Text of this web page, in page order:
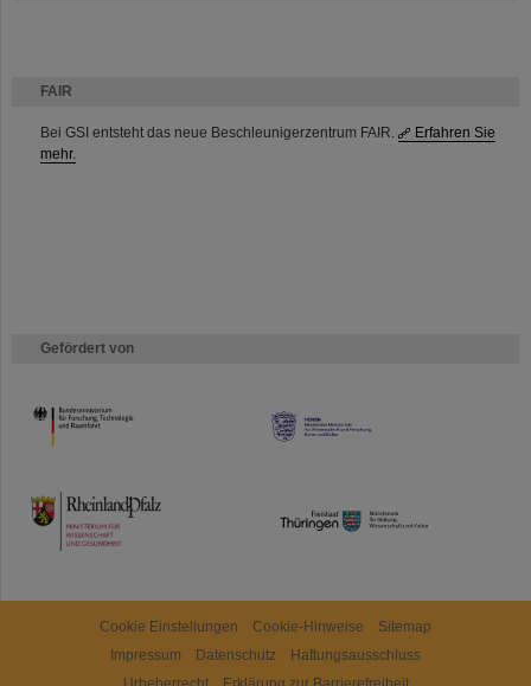
FAIR
Bei GSI entsteht das neue Beschleunigerzentrum FAIR.
Erfahren Sie
mehr.
Gefördert von
HMWK
TMWWDG
Cookie Einstellungen Cookie-Hinweise
Sitemap
Impressum
Datenschutz
Haftungsausschluss